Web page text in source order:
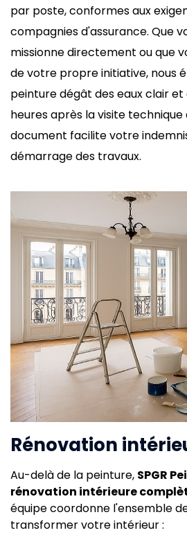
par poste, conformes aux
compagnies d'assurance. Que
missionne directement ou que
de votre propre initiative, nous
peinture dégât des eaux clair et
heures après la visite technique
document facilite votre
démarrage des travaux.
Rénovation
Au-delà de la peinture, SPGR
rénovation intérieure
équipe coordonne l'ensemble
transformer votre intérieur :